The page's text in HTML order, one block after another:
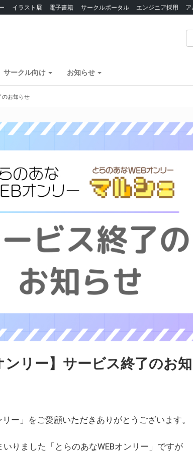
イラスト展 電子書籍 サークルポータル エンジニア採用
サークル向け お知らせ
のお知らせ
ンリー】サービス終了のお
ー」をご愛顧いただきありがとうございます。
りました「とらのあなWEBオンリー」ですが